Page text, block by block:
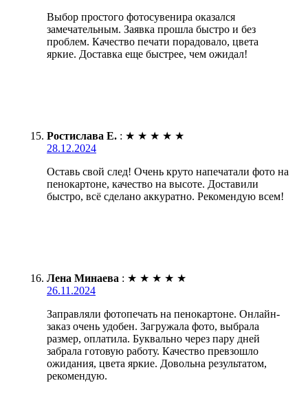
Выбор простого фотосувенира оказался
замечательным. Заявка прошла быстро и без
проблем. Качество печати порадовало, цвета
яркие. Доставка еще быстрее, чем ожидал!
Ростислава Е. : ★ ★ ★ ★ ★
28.12.2024
Оставь свой след! Очень круто напечатали фото на
пенокартоне, качество на высоте. Доставили
быстро, всё сделано аккуратно. Рекомендую всем!
Лена Минаева : ★ ★ ★ ★ ★
26.11.2024
Заправляли фотопечать на пенокартоне. Онлайн-
заказ очень удобен. Загружала фото, выбрала
размер, оплатила. Буквально через пару дней
забрала готовую работу. Качество превзошло
ожидания, цвета яркие. Довольна результатом,
рекомендую.